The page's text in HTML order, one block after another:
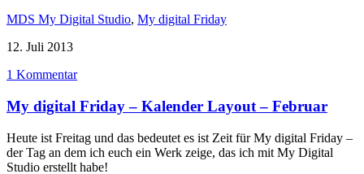
MDS My Digital Studio, My digital Friday
12. Juli 2013
1 Kommentar
My digital Friday – Kalender Layout – Februar
Heute ist Freitag und das bedeutet es ist Zeit für My digital Friday –
der Tag an dem ich euch ein Werk zeige, das ich mit My Digital
Studio erstellt habe!